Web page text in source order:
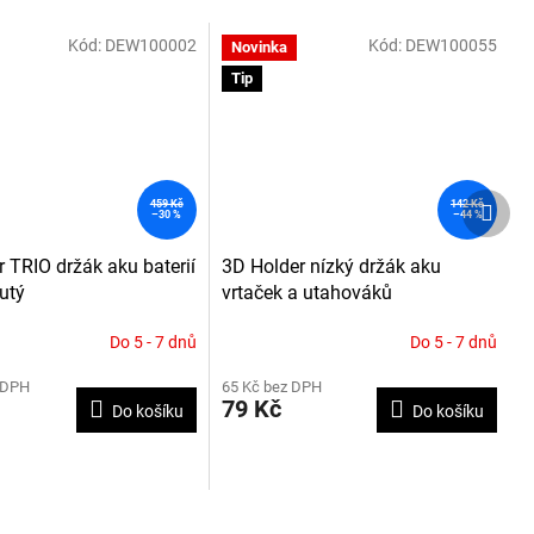
459 Kč
–30 %
TRIO držák aku baterií
Do 5 - 7 dnů
Do košíku
Kód: DEW100002
Novinka
Tip
142 Kč
–44 %
3D Holder nízký držák aku
vrtaček a utahováků
produktu
je
Do 5 - 7 dnů
65 Kč bez DPH
79 Kč Do košíku
Kód: DEW100055
Další